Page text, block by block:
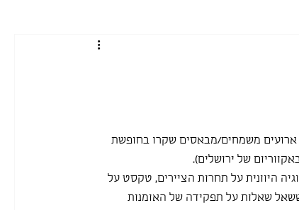
עם 13 ילדים. פתחנו בסבב של ארועים משמחים/מבאסים שקרו בחופשת
של ירושלים).
היוונית על תחרות הציירים, טקסט על
שאלות על תפקידה של האומנות